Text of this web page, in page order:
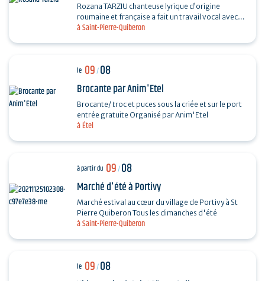
à Saint-Pierre-Quiberon
Rozana TARZIU chanteuse lyrique d’origine
roumaine et française a fait un travail vocal avec
divers chanteurs lyriques : Octavian Naghiu,
à Étel
le 09/08
Brocante par Anim'Etel
Brocante/ troc et puces sous la criée et sur le port
entrée gratuite Organisé par Anim'Etel
à Saint-Pierre-Quiberon
à partir du 09/08
Marché d'été à Portivy
Marché estival au cœur du village de Portivy à St
Pierre Quiberon Tous les dimanches d'été
le 09/08